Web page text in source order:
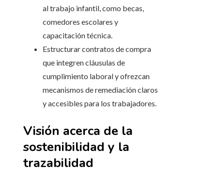
al trabajo infantil, como becas,
comedores escolares y
capacitación técnica.
Estructurar contratos de compra
que integren cláusulas de
cumplimiento laboral y ofrezcan
mecanismos de remediación claros
y accesibles para los trabajadores.
Visión acerca de la
sostenibilidad y la
trazabilidad